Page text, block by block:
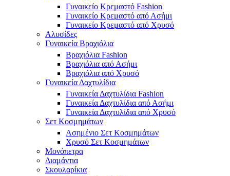
Γυναικείο Κρεμαστό Fashion
Γυναικείο Κρεμαστό από Ασήμι
Γυναικείο Κρεμαστό από Χρυσό
Αλυσίδες
Γυναικεία Βραχιόλια
Βραχιόλια Fashion
Βραχιόλια από Ασήμι
Βραχιόλια από Χρυσό
Γυναικεία Δαχτυλίδια
Γυναικεία Δαχτυλίδια Fashion
Γυναικεία Δαχτυλίδια από Ασήμι
Γυναικεία Δαχτυλίδια από Χρυσό
Σετ Κοσμημάτων
Ασημένιο Σετ Κοσμημάτων
Χρυσό Σετ Κοσμημάτων
Μονόπετρα
Διαμάντια
Σκουλαρίκια